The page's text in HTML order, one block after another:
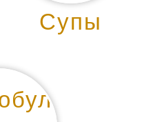
Супы